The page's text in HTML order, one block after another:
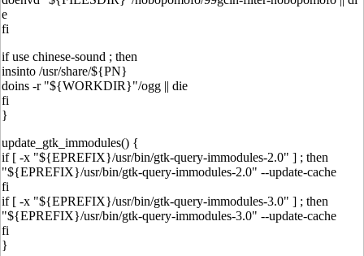
e
fi
if use chinese-sound ; then
insinto /usr/share/${PN}
doins -r "${WORKDIR}"/ogg || die
fi
}
update_gtk_immodules() {
if [ -x "${EPREFIX}/usr/bin/gtk-query-immodules-2.0" ] ; then
"${EPREFIX}/usr/bin/gtk-query-immodules-2.0" --update-cache
fi
if [ -x "${EPREFIX}/usr/bin/gtk-query-immodules-3.0" ] ; then
"${EPREFIX}/usr/bin/gtk-query-immodules-3.0" --update-cache
fi
}